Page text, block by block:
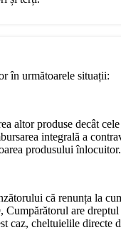
în următoarele situații:
altor produse decât
integrală a
produsului
că renunța la
are
caz, cheltuielile